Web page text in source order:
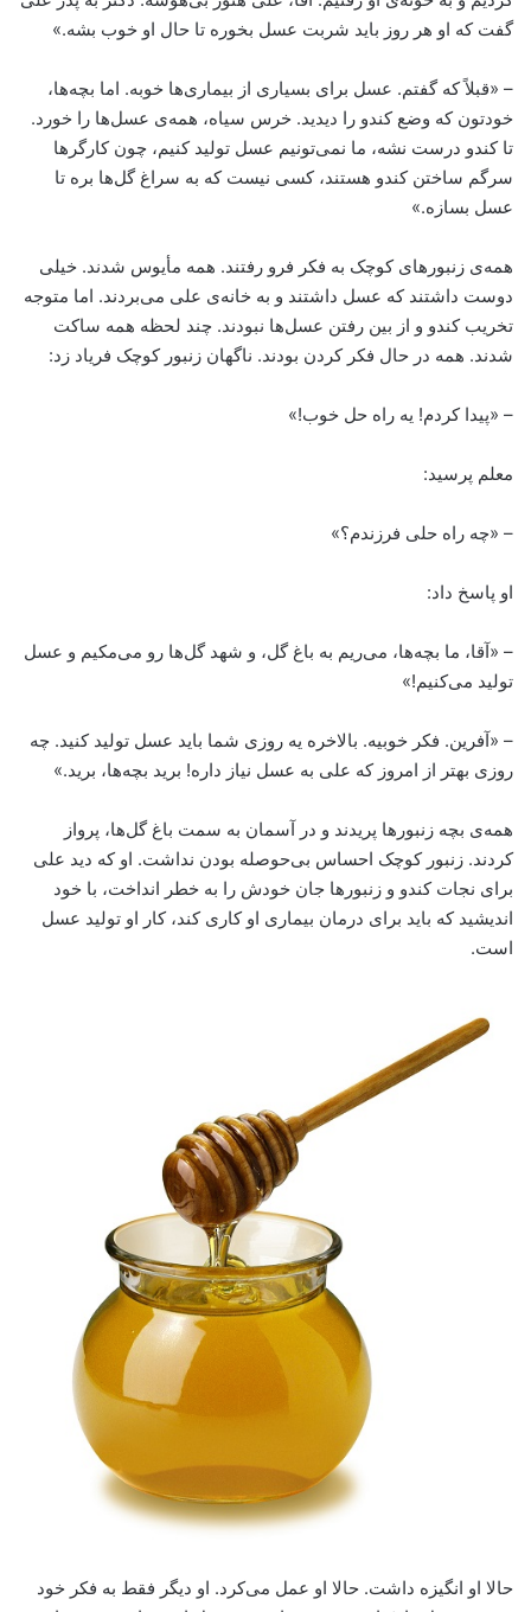
گفت که او هر روز باید شربت عسل بخوره تا حال او خوب بشه.»
– «قبلاً که گفتم. عسل برای بسیاری از بیماری‌ها خوبه. اما بچه‌ها،
خودتون که وضع کندو را دیدید. خرس سیاه، همه‌ی عسل‌ها را خورد.
تا کندو درست نشه، ما نمی‌تونیم عسل تولید کنیم، چون کارگرها
سرگم ساختن کندو هستند، کسی نیست که به سراغ گل‌ها بره تا
عسل بسازه.»
همه‌ی زنبورهای کوچک به فکر فرو رفتند. همه مأیوس شدند. خیلی
دوست داشتند که عسل داشتند و به خانه‌ی علی می‌بردند. اما متوجه
تخریب کندو و از بین رفتن عسل‌ها نبودند. چند لحظه همه ساکت
شدند. همه در حال فکر کردن بودند. ناگهان زنبور کوچک فریاد زد:
– «پیدا کردم! یه راه حل خوب!»
معلم پرسید:
– «چه راه حلی فرزندم؟»
او پاسخ داد:
– «آقا، ما بچه‌ها، می‌ریم به باغ گل، و شهد گل‌ها رو می‌مکیم و عسل
تولید می‌کنیم!»
– «آفرین. فکر خوبیه. بالاخره یه روزی شما باید عسل تولید کنید. چه
روزی بهتر از امروز که علی به عسل نیاز داره! برید بچه‌ها، برید.»
همه‌ی بچه زنبورها پریدند و در آسمان به سمت باغ گل‌ها، پرواز
کردند. زنبور کوچک احساس بی‌حوصله بودن نداشت. او که دید علی
برای نجات کندو و زنبورها جان خودش را به خطر انداخت، با خود
اندیشید که باید برای درمان بیماری او کاری کند، کار او تولید عسل
است.
حالا او انگیزه داشت. حالا او عمل می‌کرد. او دیگر فقط به فکر خود